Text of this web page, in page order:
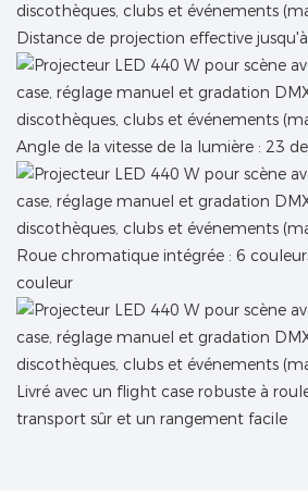
Distance de projection effective
Angle de la vitesse de la lumière : 23
Roue chromatique intégrée : 6
couleur
Livré avec un flight case robuste à
transport sûr et un rangement facile